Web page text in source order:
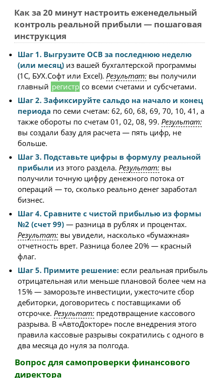
Как за 20 минут настроить еженедельный
контроль реальной прибыли — пошаговая
инструкция
Шаг 1. Выгрузите ОСВ за последнюю неделю
(или месяц) из вашей бухгалтерской программы
(1С, БУХ.Софт или Excel). Результат: вы получили
главный регистр со всеми счетами и субсчетами.
Шаг 2. Зафиксируйте сальдо на начало и конец
периода по семи счетам: 62, 60, 68, 69, 70, 10, 41, а
также обороты по счетам 01, 02, 08, 99. Результат:
вы создали базу для расчета — пять цифр, не
больше.
Шаг 3. Подставьте цифры в формулу реальной
прибыли из этого раздела. Результат: вы
получили точную цифру денежного потока от
операций — то, сколько реально денег заработал
бизнес.
Шаг 4. Сравните с чистой прибылью из формы
№2 (счет 99) — разница в рублях и процентах.
Результат: вы увидели, насколько «бумажная»
отчетность врет. Разница более 20% — красный
флаг.
Шаг 5. Примите решение: если реальная прибыль
отрицательная или меньше плановой более чем на
15% — заморозьте инвестиции, ужесточите сбор
дебиторки, договоритесь с поставщиками об
отсрочке. Результат: предотвращение кассового
разрыва. В «АвтоДокторе» после внедрения этого
правила кассовые разрывы сократились с одного в
два месяца до нуля за полгода.
Вопрос для самопроверки финансового
директора